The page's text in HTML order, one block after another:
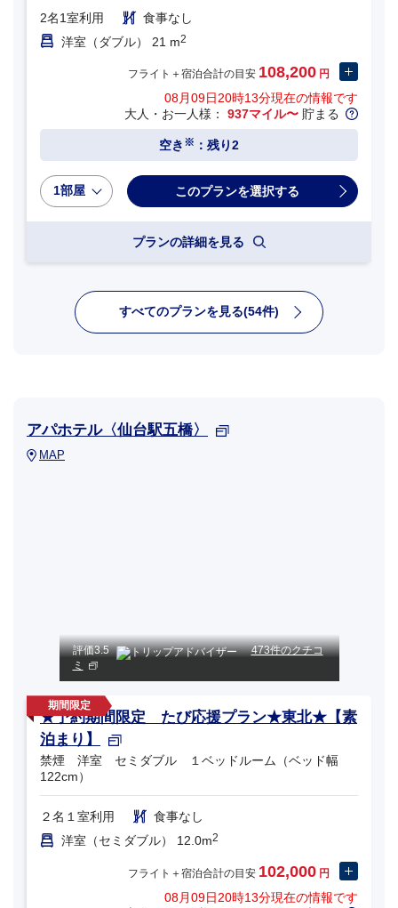
2名1室利用
食事なし
洋室（ダブル） 21 m2
フライト＋宿泊合計の目安 108,200 円
08月09日20時13分現在の情報です
大人・お一人様： 937マイル〜 貯まる
空き ※ ：残り2
1部屋
プランの詳細を見る
すべてのプランを見る(54件)
アパホテル〈仙台駅五橋〉
MAP
評価3.5
473件のクチコ
ミ
★予約期間限定 たび応援プラン★東北★【素
泊まり】
禁煙 洋室 セミダブル １ベッドルーム（ベッド幅
122cm）
２名１室利用
食事なし
洋室（セミダブル） 12.0m2
フライト＋宿泊合計の目安 102,000 円
08月09日20時13分現在の情報です